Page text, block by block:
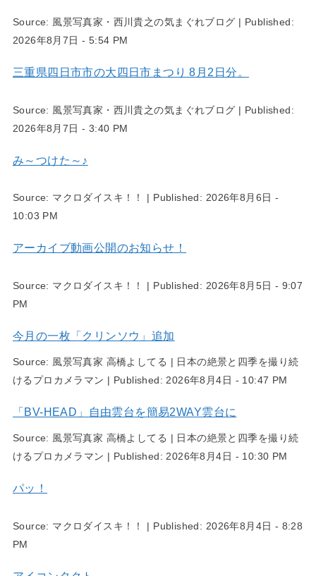
Source: 風景写真家・西川貴之の気まぐれブログ | Published:
2026年8月7日 - 5:54 PM
三重県四日市市の大四日市まつり 8月2日分。
Source: 風景写真家・西川貴之の気まぐれブログ | Published:
2026年8月7日 - 3:40 PM
み～つけた～♪
Source: マクロダイスキ！！ | Published: 2026年8月6日 -
10:03 PM
アーカイブ動画公開のお知らせ！
Source: マクロダイスキ！！ | Published: 2026年8月5日 - 9:07
PM
今月の一枚「クリンソウ」追加
Source: 風景写真家 高橋よしてる | 日本の絶景と四季を撮り続
けるプロカメラマン | Published: 2026年8月4日 - 10:47 PM
「BV-HEAD」自由雲台を簡易2WAY雲台に
Source: 風景写真家 高橋よしてる | 日本の絶景と四季を撮り続
けるプロカメラマン | Published:2026年8月4日 - 10:30 PM
パッ！
Source: マクロダイスキ！！ | Published: 2026年8月4日 - 8:28
PM